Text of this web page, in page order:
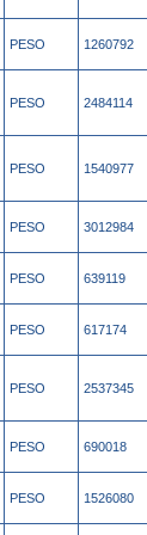
PESO 1260792
PESO 2484114
PESO 1540977
PESO 3012984
PESO 639119
PESO 617174
PESO 2537345
PESO 690018
PESO 1526080